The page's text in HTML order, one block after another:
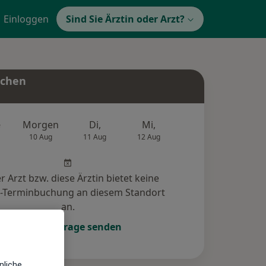
Einloggen Sind Sie Ärztin oder Arzt?
Morgen
10 Aug
Di,
11 Aug
Mi,
12 Aug
Arzt bzw. diese Ärztin bietet keine
Terminbuchung an diesem Standort
an.
Terminanfrage senden